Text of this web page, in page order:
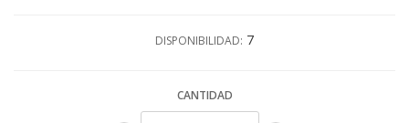
DISPONIBILIDAD: 7
CANTIDAD